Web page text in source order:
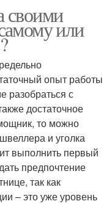
своими
или
опыт работы
разобраться с
достаточное
то можно
и уголка
выполнить первый
предпочтение
так как
– это уже уровень